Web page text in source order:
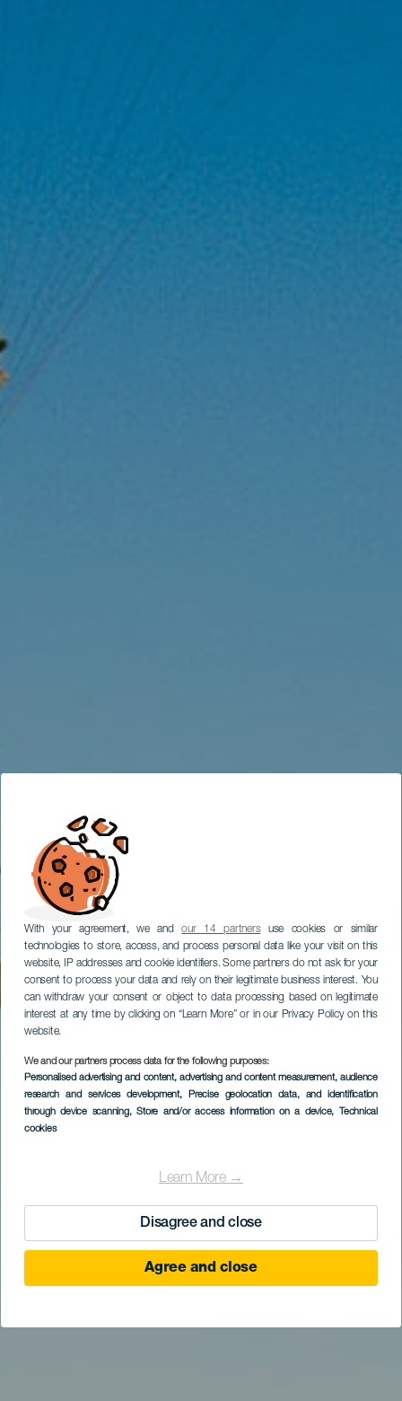
With your agreement, we andour 14 partnersuse cookies or similar
technologies to store, access, and process personal data like your visit on this
website, IP addresses and cookie identifiers. Some partners do not ask for your
consent to process your data and rely on their legitimate business interest. You
can withdraw your consent or object to data processing based on legitimate
interest at any time by clicking on “Learn More” or in our Privacy Policy on this
website.
We and our partners process data for the following purposes:
Personalised advertising and content, advertising and content measurement, audience
research and services development, Precise geolocation data, and identification
through device scanning, Store and/or access information on a device, Technical
cookies
Learn More →
Disagree and close
Agree and close
Paragliding in Izaña